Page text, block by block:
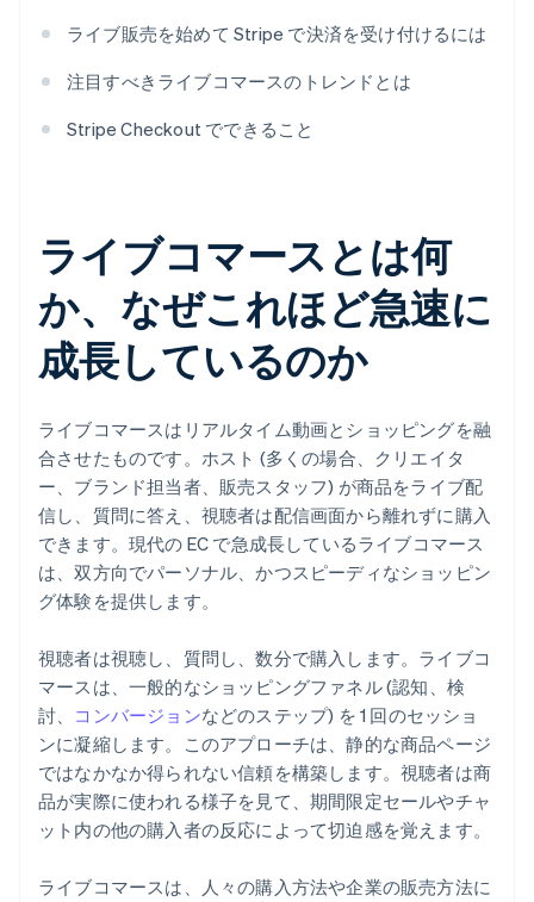
ライブ販売を始めて Stripe で決済を受け付けるには
注目すべきライブコマースのトレンドとは
Stripe Checkout でできること
ライブコマースとは何
か、なぜこれほど急速に
成長しているのか
ライブコマースはリアルタイム動画とショッピングを融
合させたものです。ホスト (多くの場合、クリエイタ
ー、ブランド担当者、販売スタッフ) が商品をライブ配
信し、質問に答え、視聴者は配信画面から離れずに購入
できます。現代の EC で急成長しているライブコマース
は、双方向でパーソナル、かつスピーディなショッピン
グ体験を提供します。
視聴者は視聴し、質問し、数分で購入します。ライブコ
マースは、一般的なショッピングファネル (認知、検
討、 コンバージョンなどのステップ) を 1 回のセッショ
ンに凝縮します。このアプローチは、静的な商品ページ
ではなかなか得られない信頼を構築します。視聴者は商
品が実際に使われる様子を見て、期間限定セールやチャ
ット内の他の購入者の反応によって切迫感を覚えます。
ライブコマースは、人々の購入方法や企業の販売方法に